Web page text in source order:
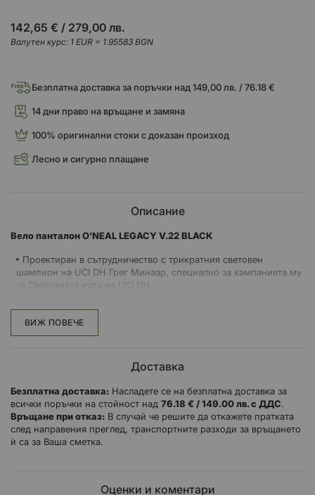
142,65 € / 279,00 лв.
Валутен курс: 1 EUR = 1.95583 BGN
Безплатна доставка за поръчки над 149,00 лв. / 76.18 €
14 дни право на връщане и замяна
100% оригинални стоки с доказан произход
Лесно и сигурно плащане
Описание
Вело панталон O'NEAL LEGACY V.22 BLACK
Проектиран в сътрудничество с трикратния световен
шампион на UCI DH Грег Минаар, специално за кампанията му
за Световната купа на UCI DH
влагата и бързосъхнеща основна материя за максимален
комфорт
Панели на седалката, устойчиви на износване
Устойчива на износване лепенка от синтетична кожа Amara от
страната на веригата
Подплатен заден колан за допълнителен комфорт
Предварително извита кройка на крачолите и висок заден
колан за отлично прилягане и комфорт на велосипеда
каране/състезания DH
ВИЖ ПОВЕЧЕ
Доставка
Безплатна доставка: Насладете се на безплатна доставка за
всички поръчки на стойност над 76.18 € / 149.00 лв. с ДДС.
Връщане при отказ: В случай че решите да откажете пратката
след направения преглед, транспортните разходи за връщането
ѝ са за Ваша сметка.
Оценки и коментари